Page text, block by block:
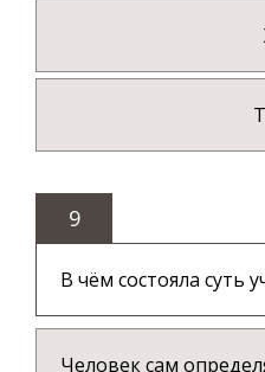
9
В чём состояла суть
Человек сам